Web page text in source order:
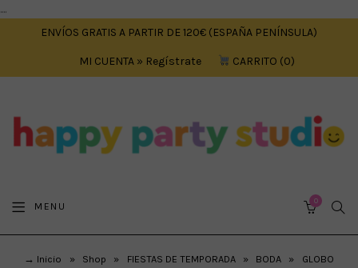
....
ENVÍOS GRATIS A PARTIR DE 120€ (ESPAÑA PENÍNSULA)
MI CUENTA » Regístrate CARRITO 0
MENU 0
→ Inicio » Shop » FIESTAS DE TEMPORADA » BODA »
GLOBO